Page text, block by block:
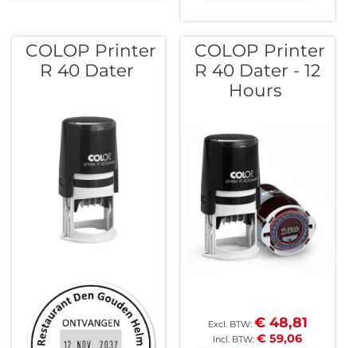
COLOP Printer
R 40 Dater
COLOP Printer
R 40 Dater - 12
Hours
€ 59,06
€ 48,81